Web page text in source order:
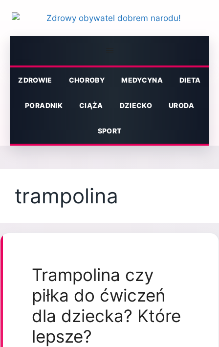
ZDROWIE CHOROBY MEDYCYNA DIETA
PORADNIK CIĄŻA DZIECKO URODA
SPORT
trampolina
Trampolina czy
piłka do ćwiczeń
dla dziecka? Które
lepsze?